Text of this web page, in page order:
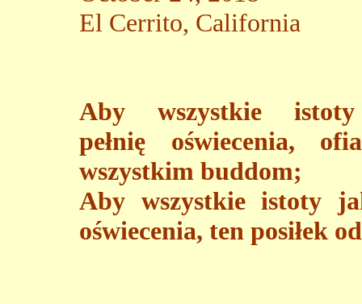
El Cerrito, California
Aby wszystkie
pełnię oświecenia,
wszystkim buddom;
Aby wszystkie istoty
oświecenia, ten posiłek